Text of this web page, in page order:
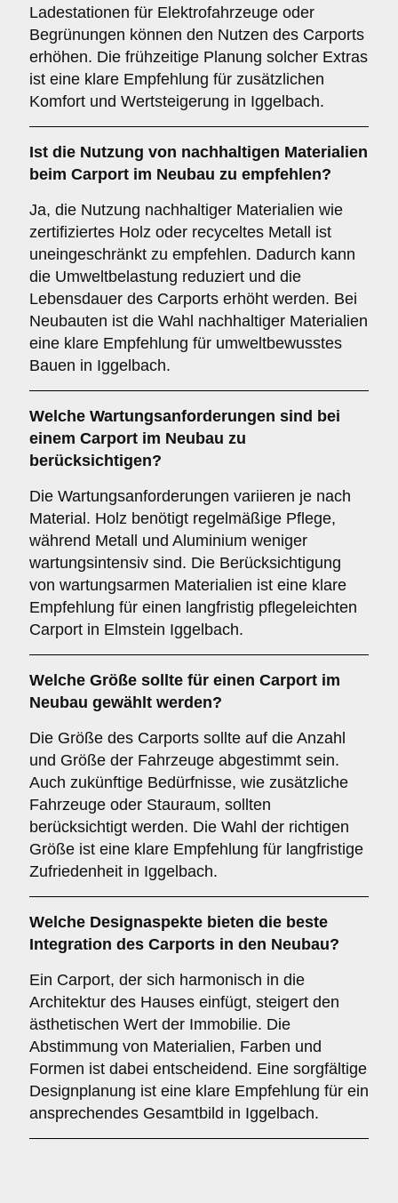
Ladestationen für Elektrofahrzeuge oder
Begrünungen können den Nutzen des Carports
erhöhen. Die frühzeitige Planung solcher Extras
ist eine klare Empfehlung für zusätzlichen
Komfort und Wertsteigerung in Iggelbach.
Ist die Nutzung von nachhaltigen Materialien
beim Carport im Neubau zu empfehlen?
Ja, die Nutzung nachhaltiger Materialien wie
zertifiziertes Holz oder recyceltes Metall ist
uneingeschränkt zu empfehlen. Dadurch kann
die Umweltbelastung reduziert und die
Lebensdauer des Carports erhöht werden. Bei
Neubauten ist die Wahl nachhaltiger Materialien
eine klare Empfehlung für umweltbewusstes
Bauen in Iggelbach.
Welche Wartungsanforderungen sind bei
einem Carport im Neubau zu
berücksichtigen?
Die Wartungsanforderungen variieren je nach
Material. Holz benötigt regelmäßige Pflege,
während Metall und Aluminium weniger
wartungsintensiv sind. Die Berücksichtigung
von wartungsarmen Materialien ist eine klare
Empfehlung für einen langfristig pflegeleichten
Carport in Elmstein Iggelbach.
Welche Größe sollte für einen Carport im
Neubau gewählt werden?
Die Größe des Carports sollte auf die Anzahl
und Größe der Fahrzeuge abgestimmt sein.
Auch zukünftige Bedürfnisse, wie zusätzliche
Fahrzeuge oder Stauraum, sollten
berücksichtigt werden. Die Wahl der richtigen
Größe ist eine klare Empfehlung für langfristige
Zufriedenheit in Iggelbach.
Welche Designaspekte bieten die beste
Integration des Carports in den Neubau?
Ein Carport, der sich harmonisch in die
Architektur des Hauses einfügt, steigert den
ästhetischen Wert der Immobilie. Die
Abstimmung von Materialien, Farben und
Formen ist dabei entscheidend. Eine sorgfältige
Designplanung ist eine klare Empfehlung für ein
ansprechendes Gesamtbild in Iggelbach.